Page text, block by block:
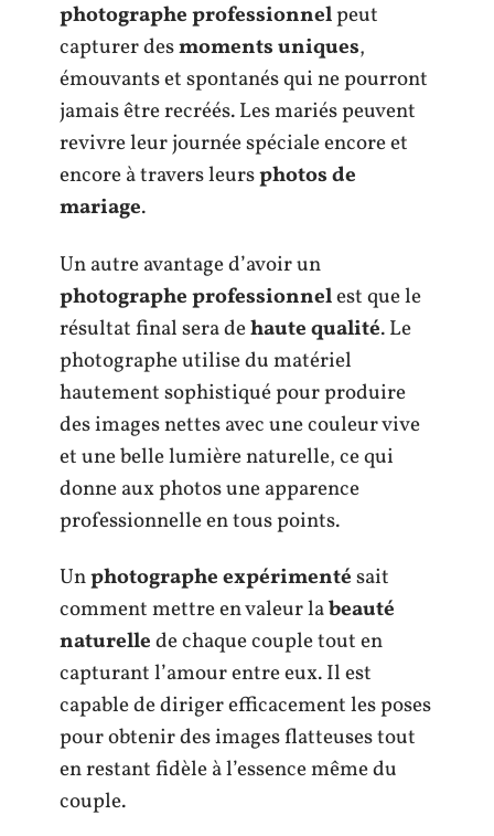
photographe professionnelpeut
capturer desmoments uniques,
émouvants et spontanés qui ne pourront
jamais être recréés. Les mariés peuvent
revivre leur journée spéciale encore et
encore à travers leursphotos de
mariage.
Un autre avantage d’avoir un
photographe professionnelest que le
résultat final sera dehaute qualité. Le
photographe utilise du matériel
hautement sophistiqué pour produire
des images nettes avec une couleur vive
et une belle lumière naturelle, ce qui
donne aux photos une apparence
professionnelle en tous points.
Unphotographe expérimentésait
comment mettre en valeur labeauté
naturellede chaque couple tout en
capturant l’amour entre eux. Il est
capable de diriger efficacement les poses
pour obtenir des images flatteuses tout
en restant fidèle à l’essence même du
couple.